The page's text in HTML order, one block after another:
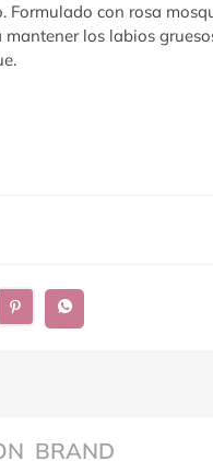
Formulado con rosa
los labios
BRAND